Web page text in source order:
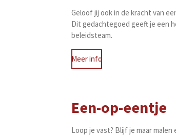
Geloof jij ook in de kracht van
Dit gedachtegoed geeft je een
beleidsteam.
Meer info
Een-op-eentje
Loop je vast? Blijf je maar